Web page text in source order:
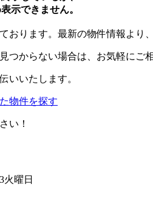
示できません。
おります。最新の物件情報より
つからない場合は、お気軽にご
いいたします。
物件を探す
い！
火曜日